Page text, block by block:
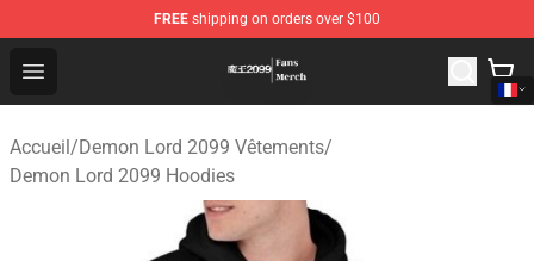
FREE shipping on orders over $100
Open menu
Demon Lord 2099 Store - Official Demon Lord 2099
Accueil/Demon Lord 2099 Vêtements/
Demon Lord 2099 Hoodies